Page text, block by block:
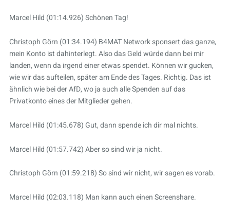
Marcel Hild (01:14.926) Schönen Tag!
Christoph Görn (01:34.194) B4MAT Network sponsert das ganze,
mein Konto ist dahinterlegt. Also das Geld würde dann bei mir
landen, wenn da irgend einer etwas spendet. Können wir gucken,
wie wir das aufteilen, später am Ende des Tages. Richtig. Das ist
ähnlich wie bei der AfD, wo ja auch alle Spenden auf das
Privatkonto eines der Mitglieder gehen.
Marcel Hild (01:45.678) Gut, dann spende ich dir mal nichts.
Marcel Hild (01:57.742) Aber so sind wir ja nicht.
Christoph Görn (01:59.218) So sind wir nicht, wir sagen es vorab.
Marcel Hild (02:03.118) Man kann auch einen Screenshare.